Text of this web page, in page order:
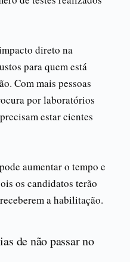
direto na
para quem está
Com mais pessoas
por laboratórios
estar cientes
aumentar o tempo e
os candidatos terão
a habilitação.
de não passar no